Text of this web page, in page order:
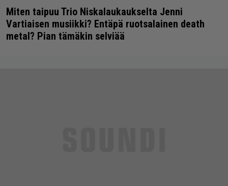
Miten taipuu Trio Niskalaukaukselta Jenni
Vartiaisen musiikki? Entäpä ruotsalainen death
metal? Pian tämäkin selviää